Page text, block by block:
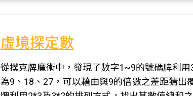
虛境探定數
從撲克牌魔術中，發現了數字1~9的號碼牌利
為9、18、27，可以藉由與9的倍數之差距猜